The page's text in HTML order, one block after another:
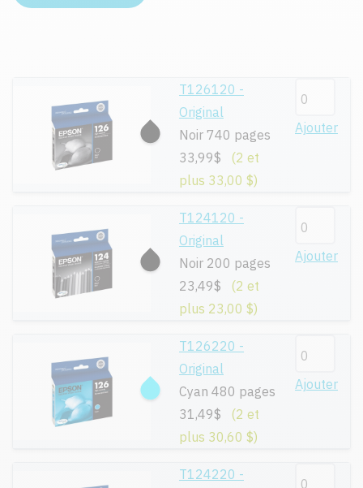
T126120 -
Original
Noir 740 pages
33,99$
(2 et
plus 33,00 $)
Ajouter
T124120 -
Original
Noir 200 pages
23,49$
(2 et
plus 23,00 $)
Ajouter
T126220 -
Original
Cyan 480 pages
31,49$
(2 et
plus 30,60 $)
Ajouter
T124220 -